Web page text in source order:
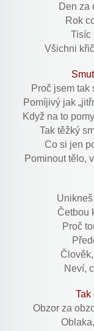
Den za
Rok
Tisíc
Všichni
Proč jsem tak
Pomíjivý jak
Když na to
Tak těžký
Co si jen
Pominout tělo,
Četbou
Proč
Neví,
Tak
Obzor za